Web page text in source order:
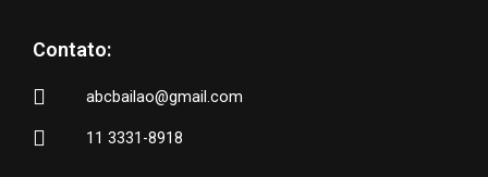
Contato:
abcbailao@gmail.com
11 3331-8918